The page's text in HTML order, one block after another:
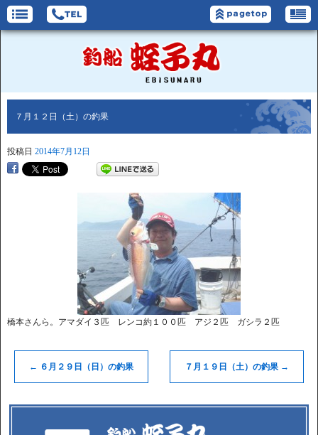
７月１２日（土）の釣果
投稿日 2014年7月12日
橋本さんら。アマダイ３匹 レンコ約１００匹 アジ２匹 ガシラ２匹
← ６月２９日（日）の釣果 ７月１９日（土）の釣果 →